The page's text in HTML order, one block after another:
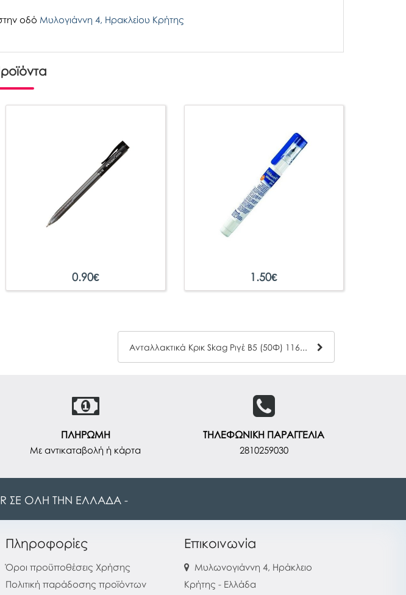
οδό Μυλογιάννη 4, Ηρακλείου Κρήτης
0.90€ 1.50€
Ανταλλακτικά Κρικ Skag Ριγέ Β5 (50Φ) 116114
ΠΛΗΡΩΜΗ
Με αντικαταβολή ή κάρτα
ΤΗΛΕΦΩΝΙΚΗ ΠΑΡΑΓΓΕΛΙΑ
2810259030
ΣΕ ΟΛΗ ΤΗΝ ΕΛΛΑΔΑ -
Πληροφορίες
Όροι προϋποθέσεις Χρήσης
Πολιτική παράδοσης προϊόντων
Επικοινωνία
Μυλωνογιάννη 4, Ηράκλειο
Κρήτης - Ελλάδα